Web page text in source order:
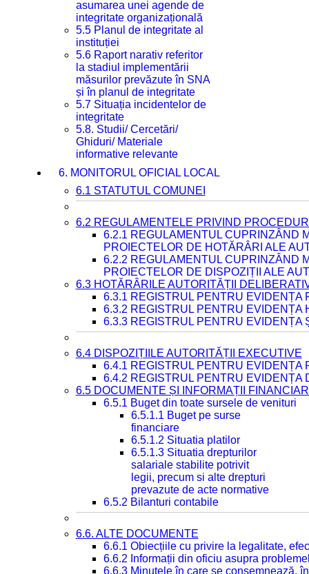
asumarea unei agende de
integritate organizațională
5.5 Planul de integritate al
instituției
5.6 Raport narativ referitor
la stadiul implementării
măsurilor prevăzute în SNA
și în planul de integritate
5.7 Situația incidentelor de
integritate
5.8. Studii/ Cercetări/
Ghiduri/ Materiale
informative relevante
6. MONITORUL OFICIAL LOCAL
6.1 STATUTUL COMUNEI
6.2 REGULAMENTELE PRIVIND
6.2.1 REGULAMENTUL CUPRINZÂND
PROIECTELOR DE HOTĂRÂRI ALE
6.2.2 REGULAMENTUL CUPRINZÂND
PROIECTELOR DE DISPOZIȚII ALE
6.3 HOTĂRÂRILE AUTORITĂȚII
6.3.1 REGISTRUL PENTRU EVIDENȚA
6.3.2 REGISTRUL PENTRU EVIDENȚA
6.3.3 REGISTRUL PENTRU EVIDENȚA
6.4 DISPOZIȚIILE AUTORITĂȚII EXECUTIVE
6.4.1 REGISTRUL PENTRU EVIDENȚA
6.4.2 REGISTRUL PENTRU EVIDENȚA
6.5 DOCUMENTE ȘI INFORMAȚII
6.5.1 Buget din toate sursele de venituri
6.5.1.1 Buget pe surse
financiare
6.5.1.2 Situatia platilor
6.5.1.3 Situatia drepturilor
salariale stabilite potrivit
legii, precum si alte drepturi
prevazute de acte normative
6.5.2 Bilanturi contabile
6.6. ALTE DOCUMENTE
6.6.1 Obiecțiile cu privire la legalitate,
6.6.2 Informații din oficiu asupra
6.6.3 Minutele în care se consemnează,